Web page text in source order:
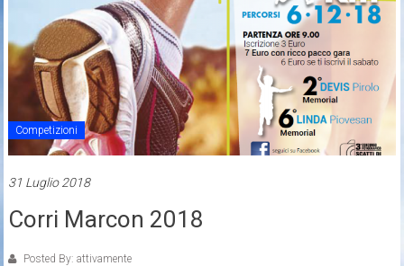
Competizioni
31 Luglio 2018
Corri Marcon 2018
Posted By: attivamente